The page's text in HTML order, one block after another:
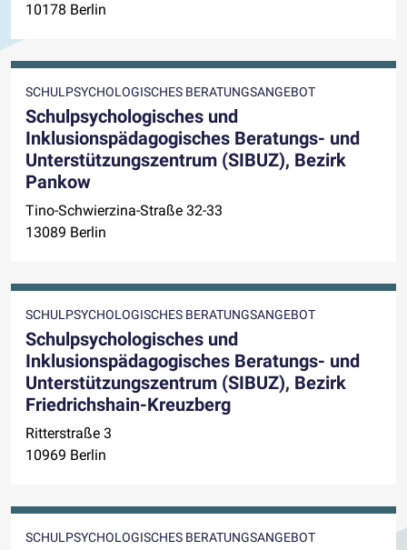
10178 Berlin
SCHULPSYCHOLOGISCHES BERATUNGSANGEBOT
Schulpsychologisches und
Inklusionspädagogisches Beratungs- und
Unterstützungszentrum (SIBUZ), Bezirk
Pankow
Tino-Schwierzina-Straße 32-33
13089 Berlin
SCHULPSYCHOLOGISCHES BERATUNGSANGEBOT
Schulpsychologisches und
Inklusionspädagogisches Beratungs- und
Unterstützungszentrum (SIBUZ), Bezirk
Friedrichshain-Kreuzberg
Ritterstraße 3
10969 Berlin
SCHULPSYCHOLOGISCHES BERATUNGSANGEBOT